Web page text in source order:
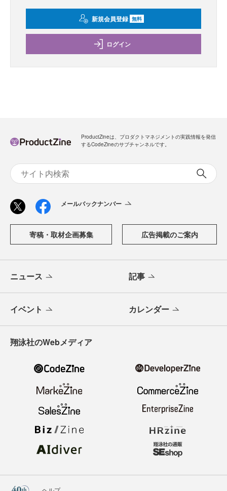
新規会員登録 無料
ログイン
ProductZineは、プロダクトマネジメントの実践情報を発信
するCodeZineのサブチャンネルです。
メールバックナンバー
寄稿・取材企画募集 広告掲載のご案内
ニュース 記事
イベント カレンダー
翔泳社のWebメディア